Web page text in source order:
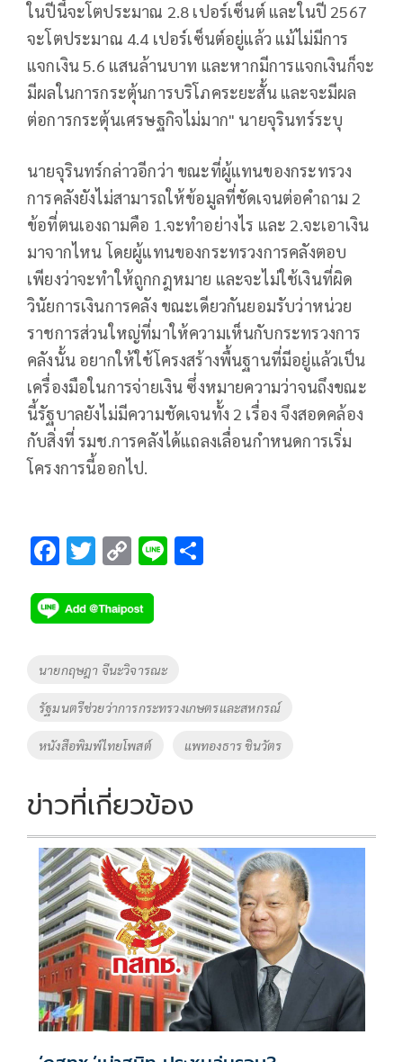
ในปีนี้จะโตประมาณ 2.8 เปอร์เซ็นต์ และในปี 2567
จะโตประมาณ 4.4 เปอร์เซ็นต์อยู่แล้ว แม้ไม่มีการ
แจกเงิน 5.6 แสนล้านบาท และหากมีการแจกเงินก็จะ
มีผลในการกระตุ้นการบริโภคระยะสั้น และจะมีผล
ต่อการกระตุ้นเศรษฐกิจไม่มาก" นายจุรินทร์ระบุ
นายจุรินทร์กล่าวอีกว่า ขณะที่ผู้แทนของกระทรวง
การคลังยังไม่สามารถให้ข้อมูลที่ชัดเจนต่อคำถาม 2
ข้อที่ตนเองถามคือ 1.จะทำอย่างไร และ 2.จะเอาเงิน
มาจากไหน โดยผู้แทนของกระทรวงการคลังตอบ
เพียงว่าจะทำให้ถูกกฎหมาย และจะไม่ใช้เงินที่ผิด
วินัยการเงินการคลัง ขณะเดียวกันยอมรับว่าหน่วย
ราชการส่วนใหญ่ที่มาให้ความเห็นกับกระทรวงการ
คลังนั้น อยากให้ใช้โครงสร้างพื้นฐานที่มีอยู่แล้วเป็น
เครื่องมือในการจ่ายเงิน ซึ่งหมายความว่าจนถึงขณะ
นี้รัฐบาลยังไม่มีความชัดเจนทั้ง 2 เรื่อง จึงสอดคล้อง
กับสิ่งที่ รมช.การคลังได้แถลงเลื่อนกำหนดการเริ่ม
โครงการนี้ออกไป.
F
e
b
o
k
T
tt
er
C
p
y
Li
k
Li
Tags
นายกฤษฎา จีนะวิจารณะ
รัฐมนตรีช่วยว่าการกระทรวงเกษตรและสหกรณ์
หนังสือพิมพ์ไทยโพสต์ แพทองธาร ชินวัตร
ข่าวที่เกี่ยวข้อง